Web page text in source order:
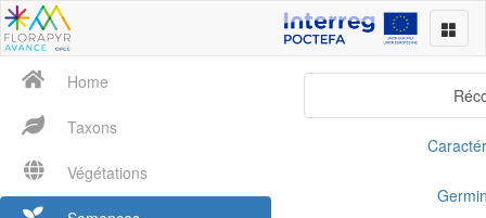
Home
Taxons
Végétations